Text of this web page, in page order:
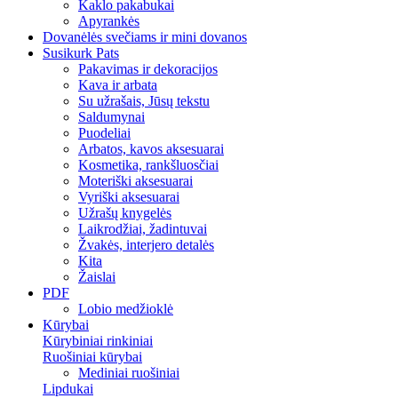
Kaklo pakabukai
Apyrankės
Dovanėlės svečiams ir mini dovanos
Susikurk Pats
Pakavimas ir dekoracijos
Kava ir arbata
Su užrašais, Jūsų tekstu
Saldumynai
Puodeliai
Arbatos, kavos aksesuarai
Kosmetika, rankšluosčiai
Moteriški aksesuarai
Vyriški aksesuarai
Užrašų knygelės
Laikrodžiai, žadintuvai
Žvakės, interjero detalės
Kita
Žaislai
PDF
Lobio medžioklė
Kūrybai
Kūrybiniai rinkiniai
Ruošiniai kūrybai
Mediniai ruošiniai
Lipdukai